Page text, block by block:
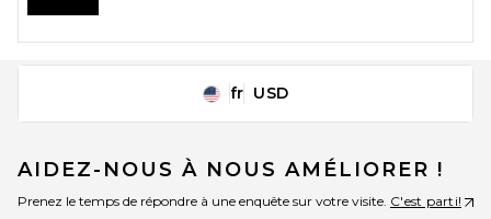
Change Country Regions
fr USD
AIDEZ-NOUS À NOUS AMÉLIORER !
Prenez le temps de répondre à une enquête sur votre visite. C'est parti!